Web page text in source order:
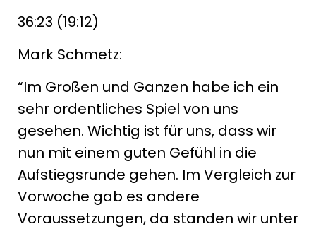
36:23 (19:12)
Mark Schmetz:
“Im Großen und Ganzen habe ich ein
sehr ordentliches Spiel von uns
gesehen. Wichtig ist für uns, dass wir
nun mit einem guten Gefühl in die
Aufstiegsrunde gehen. Im Vergleich zur
Vorwoche gab es andere
Voraussetzungen, da standen wir unter